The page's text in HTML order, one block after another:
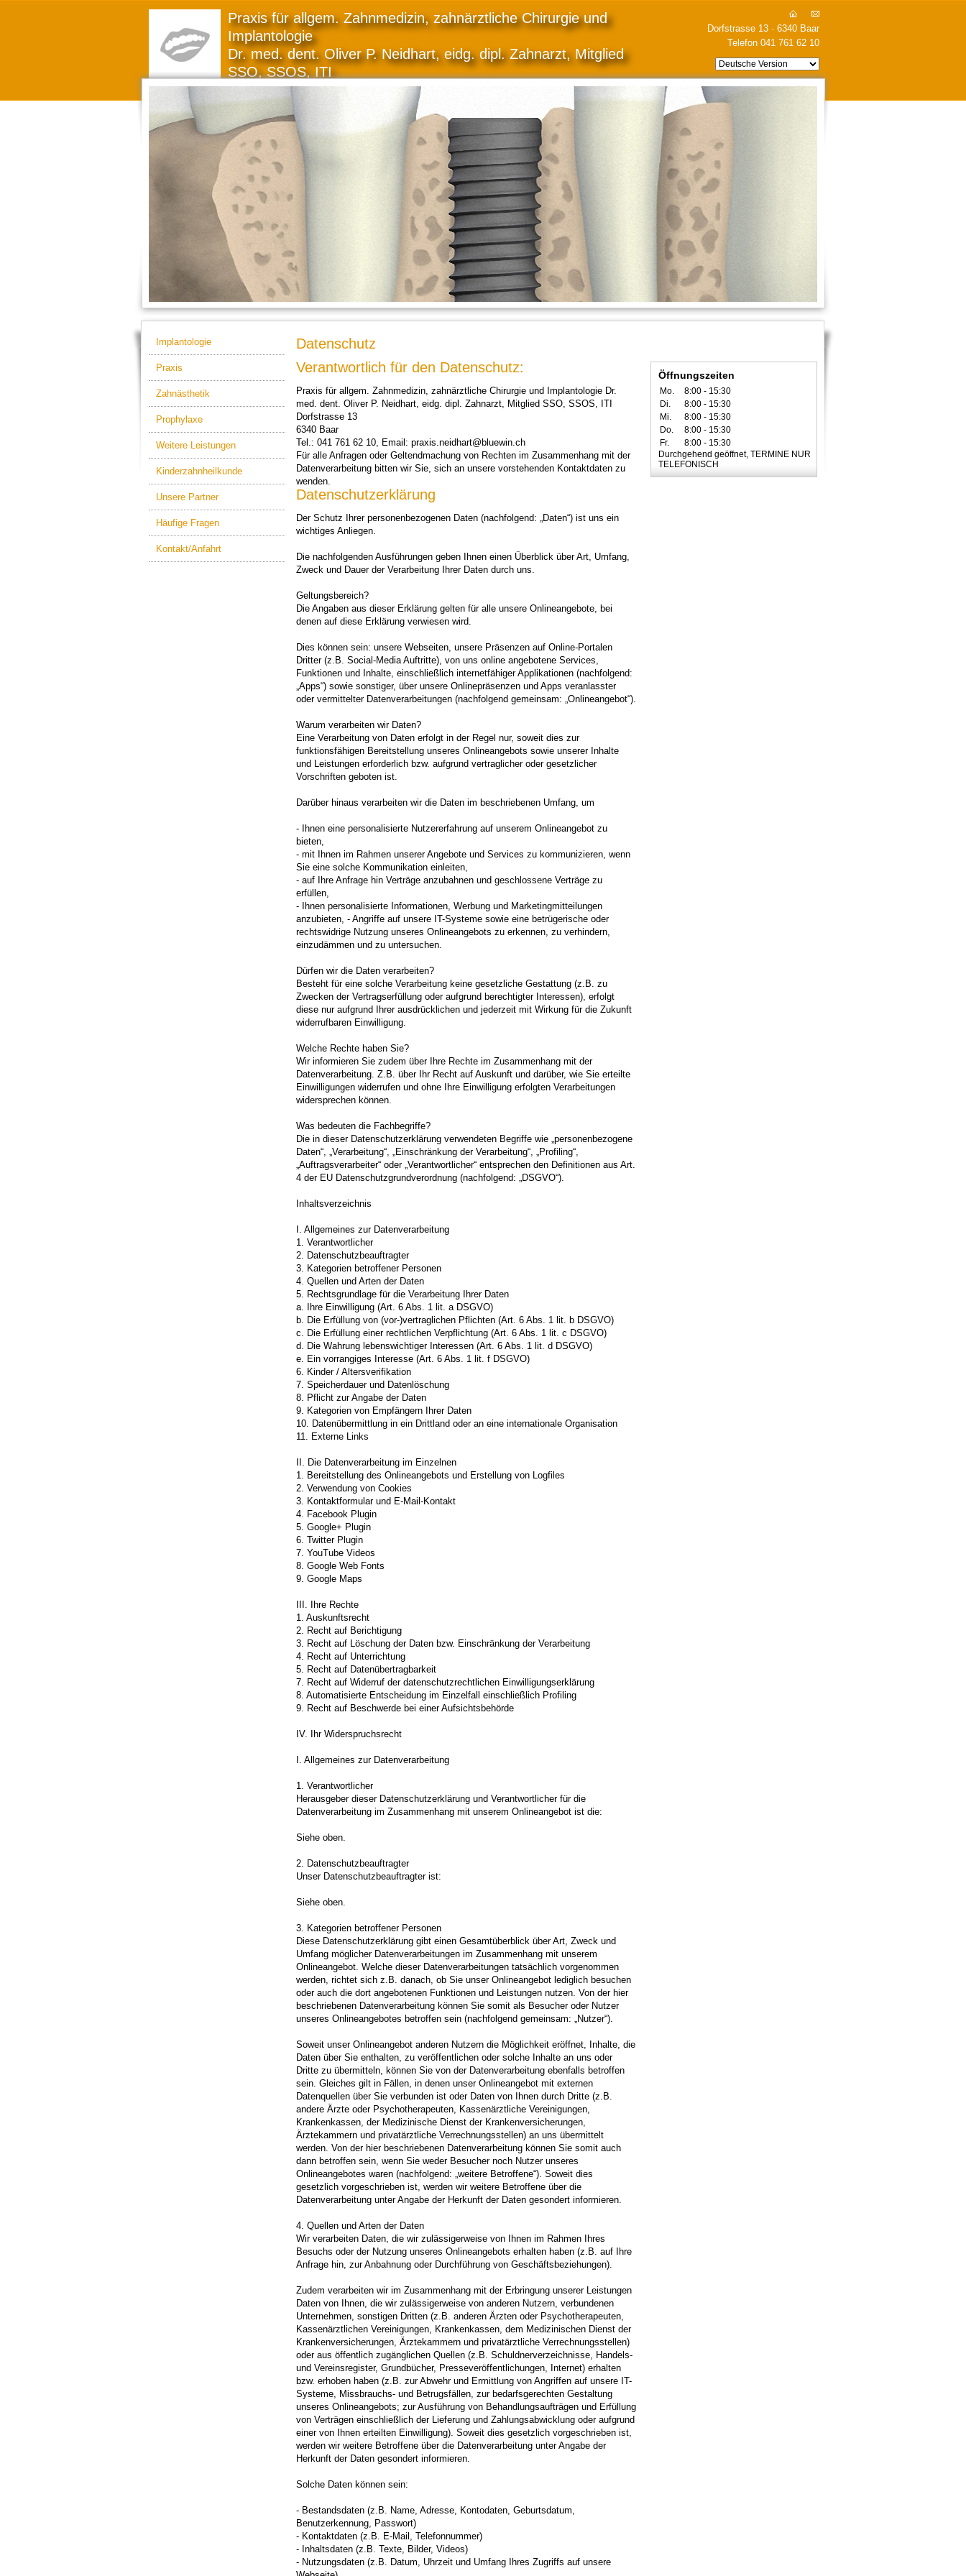
Praxis für allgem. Zahnmedizin, zahnärztliche Chirurgie und
Implantologie
Dr. med. dent. Oliver P. Neidhart, eidg. dipl. Zahnarzt, Mitglied
SSO, SSOS, ITI
Dorfstrasse 13 · 6340 Baar
Telefon 041 761 62 10
Implantologie
Praxis
Zahnästhetik
Prophylaxe
Weitere Leistungen
Kinderzahnheilkunde
Unsere Partner
Häufige Fragen
Kontakt/Anfahrt
Datenschutz
Verantwortlich für den Datenschutz:
Praxis für allgem. Zahnmedizin, zahnärztliche Chirurgie und Implantologie Dr.
med. dent. Oliver P. Neidhart, eidg. dipl. Zahnarzt, Mitglied SSO, SSOS, ITI
Dorfstrasse 13
6340 Baar
Tel.: 041 761 62 10, Email: praxis.neidhart@bluewin.ch
Für alle Anfragen oder Geltendmachung von Rechten im Zusammenhang mit der
Datenverarbeitung bitten wir Sie, sich an unsere vorstehenden Kontaktdaten zu
wenden.
Datenschutzerklärung
Der Schutz Ihrer personenbezogenen Daten (nachfolgend: „Daten“) ist uns ein
wichtiges Anliegen.
Die nachfolgenden Ausführungen geben Ihnen einen Überblick über Art, Umfang,
Zweck und Dauer der Verarbeitung Ihrer Daten durch uns.
Geltungsbereich?
Die Angaben aus dieser Erklärung gelten für alle unsere Onlineangebote, bei
denen auf diese Erklärung verwiesen wird.
Dies können sein: unsere Webseiten, unsere Präsenzen auf Online-Portalen
Dritter (z.B. Social-Media Auftritte), von uns online angebotene Services,
Funktionen und Inhalte, einschließlich internetfähiger Applikationen (nachfolgend:
„Apps“) sowie sonstiger, über unsere Onlinepräsenzen und Apps veranlasster
oder vermittelter Datenverarbeitungen (nachfolgend gemeinsam: „Onlineangebot“).
Warum verarbeiten wir Daten?
Eine Verarbeitung von Daten erfolgt in der Regel nur, soweit dies zur
funktionsfähigen Bereitstellung unseres Onlineangebots sowie unserer Inhalte
und Leistungen erforderlich bzw. aufgrund vertraglicher oder gesetzlicher
Vorschriften geboten ist.
Darüber hinaus verarbeiten wir die Daten im beschriebenen Umfang, um
- Ihnen eine personalisierte Nutzererfahrung auf unserem Onlineangebot zu
bieten,
- mit Ihnen im Rahmen unserer Angebote und Services zu kommunizieren, wenn
Sie eine solche Kommunikation einleiten,
- auf Ihre Anfrage hin Verträge anzubahnen und geschlossene Verträge zu
erfüllen,
- Ihnen personalisierte Informationen, Werbung und Marketingmitteilungen
anzubieten, - Angriffe auf unsere IT-Systeme sowie eine betrügerische oder
rechtswidrige Nutzung unseres Onlineangebots zu erkennen, zu verhindern,
einzudämmen und zu untersuchen.
Dürfen wir die Daten verarbeiten?
Besteht für eine solche Verarbeitung keine gesetzliche Gestattung (z.B. zu
Zwecken der Vertragserfüllung oder aufgrund berechtigter Interessen), erfolgt
diese nur aufgrund Ihrer ausdrücklichen und jederzeit mit Wirkung für die Zukunft
widerrufbaren Einwilligung.
Welche Rechte haben Sie?
Wir informieren Sie zudem über Ihre Rechte im Zusammenhang mit der
Datenverarbeitung. Z.B. über Ihr Recht auf Auskunft und darüber, wie Sie erteilte
Einwilligungen widerrufen und ohne Ihre Einwilligung erfolgten Verarbeitungen
widersprechen können.
Was bedeuten die Fachbegriffe?
Die in dieser Datenschutzerklärung verwendeten Begriffe wie „personenbezogene
Daten“, „Verarbeitung“, „Einschränkung der Verarbeitung“, „Profiling“,
„Auftragsverarbeiter“ oder „Verantwortlicher“ entsprechen den Definitionen aus Art.
4 der EU Datenschutzgrundverordnung (nachfolgend: „DSGVO“).
Inhaltsverzeichnis
I. Allgemeines zur Datenverarbeitung
1. Verantwortlicher
2. Datenschutzbeauftragter
3. Kategorien betroffener Personen
4. Quellen und Arten der Daten
5. Rechtsgrundlage für die Verarbeitung Ihrer Daten
a. Ihre Einwilligung (Art. 6 Abs. 1 lit. a DSGVO)
b. Die Erfüllung von (vor-)vertraglichen Pflichten (Art. 6 Abs. 1 lit. b DSGVO)
c. Die Erfüllung einer rechtlichen Verpflichtung (Art. 6 Abs. 1 lit. c DSGVO)
d. Die Wahrung lebenswichtiger Interessen (Art. 6 Abs. 1 lit. d DSGVO)
e. Ein vorrangiges Interesse (Art. 6 Abs. 1 lit. f DSGVO)
6. Kinder / Altersverifikation
7. Speicherdauer und Datenlöschung
8. Pflicht zur Angabe der Daten
9. Kategorien von Empfängern Ihrer Daten
10. Datenübermittlung in ein Drittland oder an eine internationale Organisation
11. Externe Links
II. Die Datenverarbeitung im Einzelnen
1. Bereitstellung des Onlineangebots und Erstellung von Logfiles
2. Verwendung von Cookies
3. Kontaktformular und E-Mail-Kontakt
4. Facebook Plugin
5. Google+ Plugin
6. Twitter Plugin
7. YouTube Videos
8. Google Web Fonts
9. Google Maps
III. Ihre Rechte
1. Auskunftsrecht
2. Recht auf Berichtigung
3. Recht auf Löschung der Daten bzw. Einschränkung der Verarbeitung
4. Recht auf Unterrichtung
5. Recht auf Datenübertragbarkeit
7. Recht auf Widerruf der datenschutzrechtlichen Einwilligungserklärung
8. Automatisierte Entscheidung im Einzelfall einschließlich Profiling
9. Recht auf Beschwerde bei einer Aufsichtsbehörde
IV. Ihr Widerspruchsrecht
I. Allgemeines zur Datenverarbeitung
1. Verantwortlicher
Herausgeber dieser Datenschutzerklärung und Verantwortlicher für die
Datenverarbeitung im Zusammenhang mit unserem Onlineangebot ist die:
Siehe oben.
2. Datenschutzbeauftragter
Unser Datenschutzbeauftragter ist:
Siehe oben.
3. Kategorien betroffener Personen
Diese Datenschutzerklärung gibt einen Gesamtüberblick über Art, Zweck und
Umfang möglicher Datenverarbeitungen im Zusammenhang mit unserem
Onlineangebot. Welche dieser Datenverarbeitungen tatsächlich vorgenommen
werden, richtet sich z.B. danach, ob Sie unser Onlineangebot lediglich besuchen
oder auch die dort angebotenen Funktionen und Leistungen nutzen. Von der hier
beschriebenen Datenverarbeitung können Sie somit als Besucher oder Nutzer
unseres Onlineangebotes betroffen sein (nachfolgend gemeinsam: „Nutzer“).
Soweit unser Onlineangebot anderen Nutzern die Möglichkeit eröffnet, Inhalte, die
Daten über Sie enthalten, zu veröffentlichen oder solche Inhalte an uns oder
Dritte zu übermitteln, können Sie von der Datenverarbeitung ebenfalls betroffen
sein. Gleiches gilt in Fällen, in denen unser Onlineangebot mit externen
Datenquellen über Sie verbunden ist oder Daten von Ihnen durch Dritte (z.B.
andere Ärzte oder Psychotherapeuten, Kassenärztliche Vereinigungen,
Krankenkassen, der Medizinische Dienst der Krankenversicherungen,
Ärztekammern und privatärztliche Verrechnungsstellen) an uns übermittelt
werden. Von der hier beschriebenen Datenverarbeitung können Sie somit auch
dann betroffen sein, wenn Sie weder Besucher noch Nutzer unseres
Onlineangebotes waren (nachfolgend: „weitere Betroffene“). Soweit dies
gesetzlich vorgeschrieben ist, werden wir weitere Betroffene über die
Datenverarbeitung unter Angabe der Herkunft der Daten gesondert informieren.
4. Quellen und Arten der Daten
Wir verarbeiten Daten, die wir zulässigerweise von Ihnen im Rahmen Ihres
Besuchs oder der Nutzung unseres Onlineangebots erhalten haben (z.B. auf Ihre
Anfrage hin, zur Anbahnung oder Durchführung von Geschäftsbeziehungen).
Zudem verarbeiten wir im Zusammenhang mit der Erbringung unserer Leistungen
Daten von Ihnen, die wir zulässigerweise von anderen Nutzern, verbundenen
Unternehmen, sonstigen Dritten (z.B. anderen Ärzten oder Psychotherapeuten,
Kassenärztlichen Vereinigungen, Krankenkassen, dem Medizinischen Dienst der
Krankenversicherungen, Ärztekammern und privatärztliche Verrechnungsstellen)
oder aus öffentlich zugänglichen Quellen (z.B. Schuldnerverzeichnisse, Handels-
und Vereinsregister, Grundbücher, Presseveröffentlichungen, Internet) erhalten
bzw. erhoben haben (z.B. zur Abwehr und Ermittlung von Angriffen auf unsere IT-
Systeme, Missbrauchs- und Betrugsfällen, zur bedarfsgerechten Gestaltung
unseres Onlineangebots; zur Ausführung von Behandlungsaufträgen und Erfüllung
von Verträgen einschließlich der Lieferung und Zahlungsabwicklung oder aufgrund
einer von Ihnen erteilten Einwilligung). Soweit dies gesetzlich vorgeschrieben ist,
werden wir weitere Betroffene über die Datenverarbeitung unter Angabe der
Herkunft der Daten gesondert informieren.
Solche Daten können sein:
- Bestandsdaten (z.B. Name, Adresse, Kontodaten, Geburtsdatum,
Benutzerkennung, Passwort)
- Kontaktdaten (z.B. E-Mail, Telefonnummer)
- Inhaltsdaten (z.B. Texte, Bilder, Videos)
- Nutzungsdaten (z.B. Datum, Uhrzeit und Umfang Ihres Zugriffs auf unsere
Öffnungszeiten
Mo.
8:00 - 15:30
Di.
8:00 - 15:30
Mi.
8:00 - 15:30
Do.
8:00 - 15:30
Fr.
8:00 - 15:30
Durchgehend geöffnet, TERMINE NUR
TELEFONISCH